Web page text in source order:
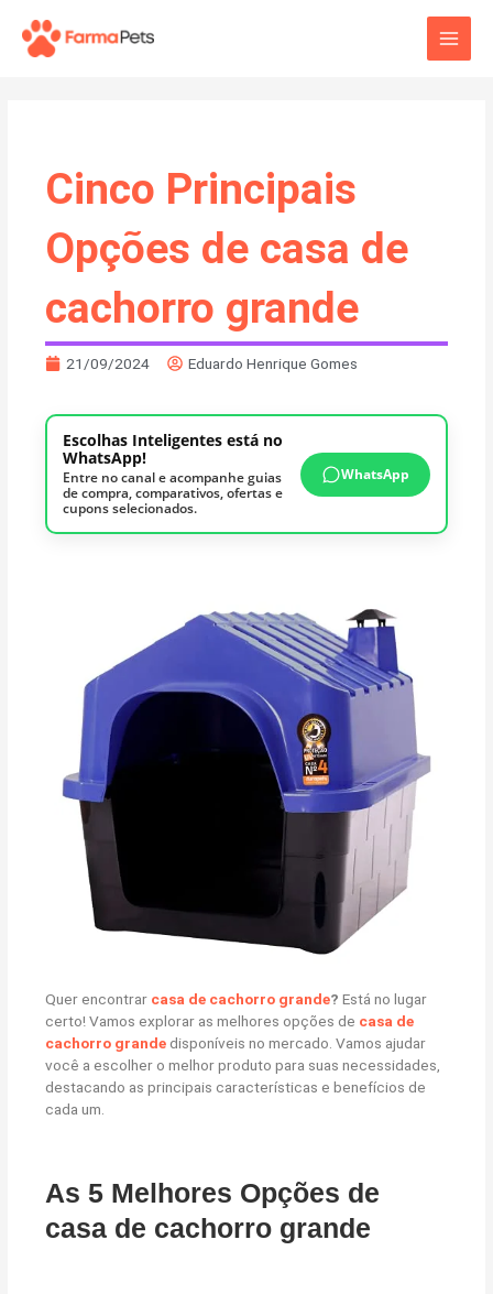
para
Main
Cinco Principais
Opções de casa de
cachorro grande
21/09/2024 Eduardo Henrique Gomes
Escolhas Inteligentes está no
WhatsApp!
Entre no canal e acompanhe guias
de compra, comparativos, ofertas e
cupons selecionados.
WhatsApp
Quer encontrar casa de cachorro grande? Está no lugar
certo! Vamos explorar as melhores opções de casa de
cachorro grandedisponíveis no mercado. Vamos ajudar
você a escolher o melhor produto para suas necessidades,
destacando as principais características e benefícios de
cada um.
As 5 Melhores Opções de
casa de cachorro grande